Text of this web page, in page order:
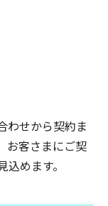
わせから契約ま
お客さまにご契
めます。